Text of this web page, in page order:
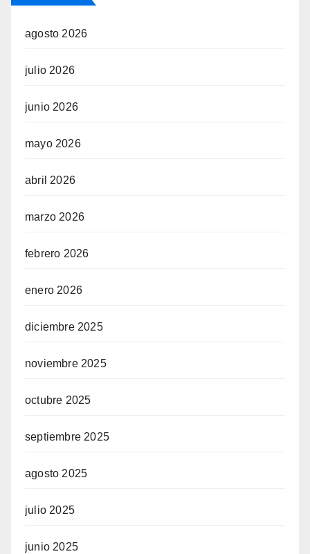
agosto 2026
julio 2026
junio 2026
mayo 2026
abril 2026
marzo 2026
febrero 2026
enero 2026
diciembre 2025
noviembre 2025
octubre 2025
septiembre 2025
agosto 2025
julio 2025
junio 2025